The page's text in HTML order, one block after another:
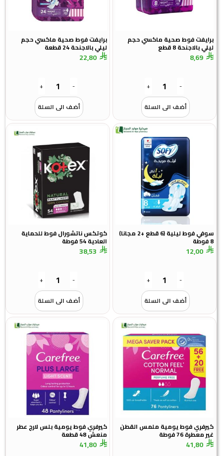
فوط صحية ماكسي حجم
بالاجنحة 8 قطع
8,69
+
أضف الى السلة
برايفت فوط صحية ماكسي حجم
ليلي بالاجنحة 24 قطعة
22,80
+
أضف الى السلة
سوفي فوط ليلية (6 قطع +2 مجانا)
12,00
+
أضف الى السلة
كوتكس ناتشورال فوط للحماية
العادية 54 فوطة
38,53
+
أضف الى السلة
فوط يومية ملمس القطن
76 فوطة
41,80
كيرفري فوط يومية بلس لارج عطر
منعش 48 قطعة
41,80